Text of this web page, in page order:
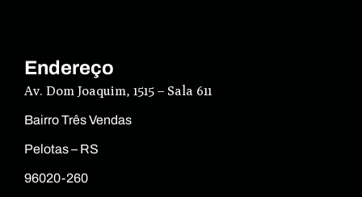
a
m
k
Endereço
Av. Dom Joaquim, 1515 – Sala 611
Bairro Três Vendas
Pelotas – RS
96020-260